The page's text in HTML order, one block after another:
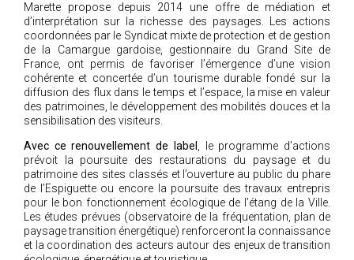
Marette propose depuis 2014 une offre de médiation et
d’interprétation sur la richesse des paysages. Les actions
coordonnées par le Syndicat mixte de protection et de gestion
de la Camargue gardoise, gestionnaire du Grand Site de
France, ont permis de favoriser l’émergence d’une vision
cohérente et concertée d’un tourisme durable fondé sur la
diffusion des flux dans le temps et l’espace, la mise en valeur
des patrimoines, le développement des mobilités douces et la
sensibilisation des visiteurs.
Avec ce renouvellement de label
, le programme d’actions
prévoit la poursuite des restaurations du paysage et du
patrimoine des sites classés et l’ouverture au public du phare
de l’Espiguette ou encore la poursuite des travaux entrepris
pour le bon fonctionnement écologique de l’étang de la Ville.
Les études prévues (observatoire de la fréquentation, plan de
paysage transition énergétique) renforceront la connaissance
et la coordination des acteurs autour des enjeux de transition